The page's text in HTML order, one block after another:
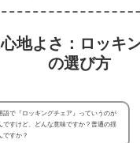
地よさ：ロッキ
の選び方
語で『ロッキングチェア』っていうのが
ですけど、どんな意味ですか？普通の揺
ですか？